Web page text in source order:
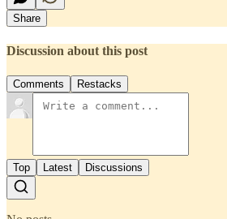
Share
Discussion about this post
Comments Restacks
Top Latest Discussions